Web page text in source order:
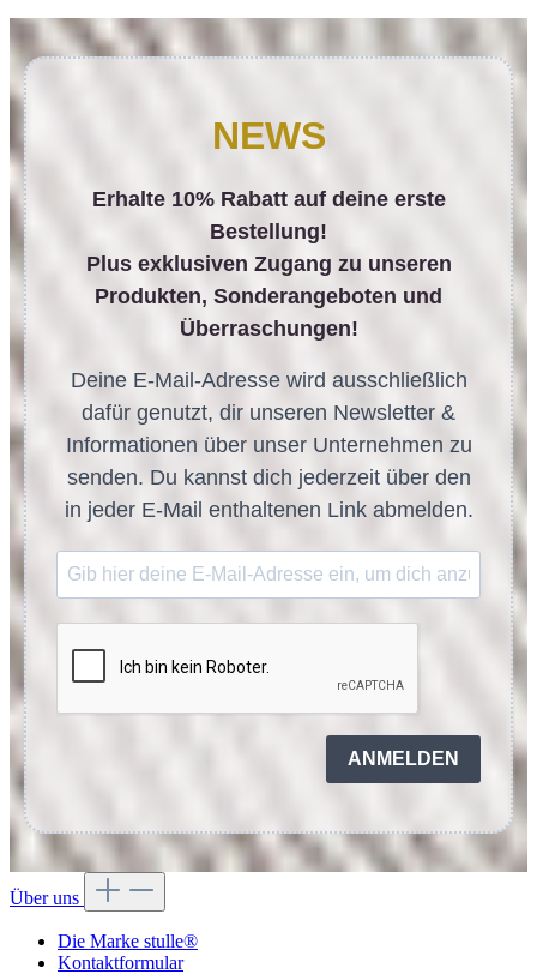
NEWS
Erhalte 10% Rabatt auf deine erste
Bestellung!
Plus exklusiven Zugang zu unseren
Produkten, Sonderangeboten und
Überraschungen!
Deine E-Mail-Adresse wird ausschließlich
dafür genutzt, dir unseren Newsletter &
Informationen über unser Unternehmen zu
senden. Du kannst dich jederzeit über den
in jeder E-Mail enthaltenen Link abmelden.
ANMELDEN
Über uns
Die Marke stulle®
Kontaktformular